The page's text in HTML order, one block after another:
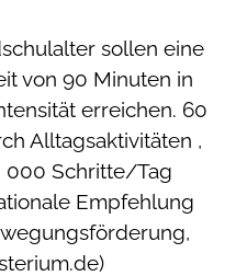
sollen eine
von 90 Minuten in
erreichen. 60
Alltagsaktivitäten ,
000 Schritte/Tag
Empfehlung